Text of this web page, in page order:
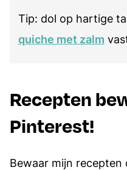
Tip: dol op hartige
quiche met zalm
Recepten
Pinterest!
Bewaar mijn